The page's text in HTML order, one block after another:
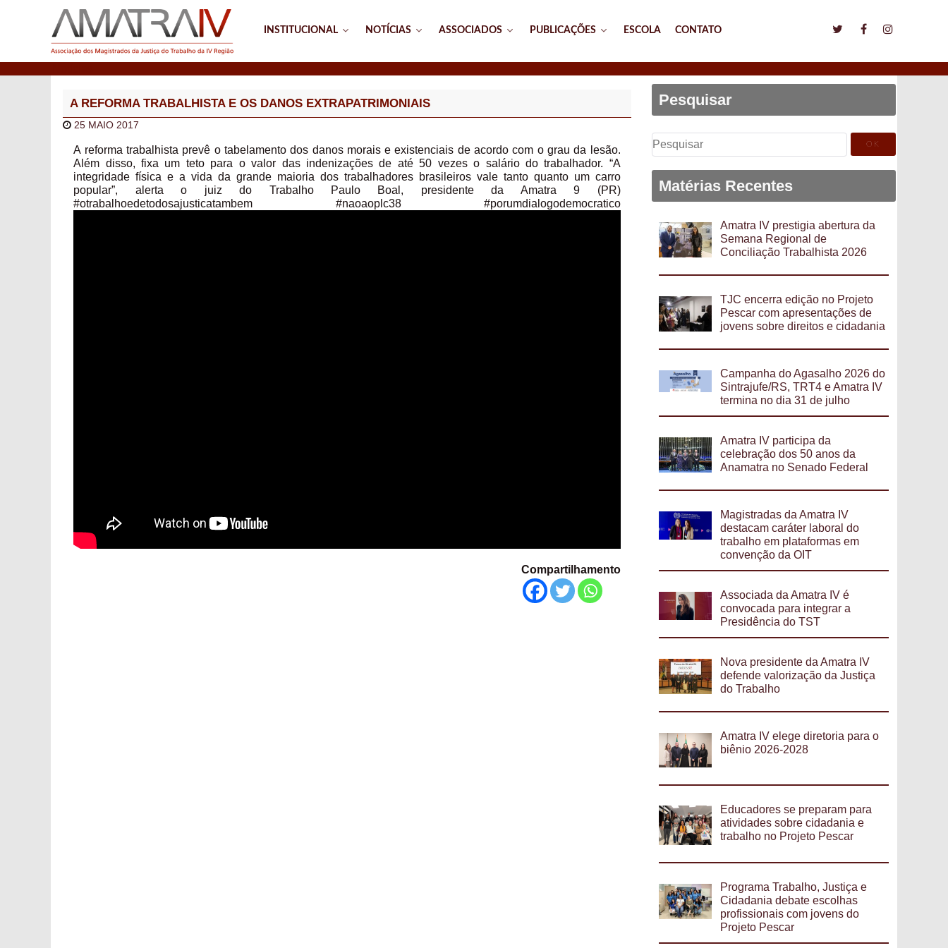
INSTITUCIONAL NOTÍCIAS ASSOCIADOS PUBLICAÇÕES ESCOLA CONTATO
A REFORMA TRABALHISTA E OS DANOS EXTRAPATRIMONIAIS
25 MAIO 2017
A reforma trabalhista prevê o tabelamento dos danos morais e existenciais de acordo com o grau da lesão.
Além disso, fixa um teto para o valor das indenizações de até 50 vezes o salário do trabalhador. “A
integridade física e a vida da grande maioria dos trabalhadores brasileiros vale tanto quanto um carro
popular”, alerta o juiz do Trabalho Paulo Boal, presidente da Amatra 9 (PR)
#otrabalhoedetodosajusticatambem #naoaoplc38 #porumdialogodemocratico
Compartilhamento
Pesquisar
Pesquisar
por:
Matérias Recentes
Amatra IV prestigia abertura da
Semana Regional de
Conciliação Trabalhista 2026
TJC encerra edição no Projeto
Pescar com apresentações de
jovens sobre direitos e cidadania
Campanha do Agasalho 2026 do
Sintrajufe/RS, TRT4 e Amatra IV
termina no dia 31 de julho
Amatra IV participa da
celebração dos 50 anos da
Anamatra no Senado Federal
Magistradas da Amatra IV
destacam caráter laboral do
trabalho em plataformas em
convenção da OIT
Associada da Amatra IV é
convocada para integrar a
Presidência do TST
Nova presidente da Amatra IV
defende valorização da Justiça
do Trabalho
Amatra IV elege diretoria para o
biênio 2026-2028
Educadores se preparam para
atividades sobre cidadania e
trabalho no Projeto Pescar
Programa Trabalho, Justiça e
Cidadania debate escolhas
profissionais com jovens do
Projeto Pescar